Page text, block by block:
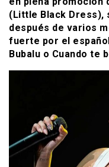
(Little Black Dress),
después de varios
fuerte por el
Bubalu o Cuando te